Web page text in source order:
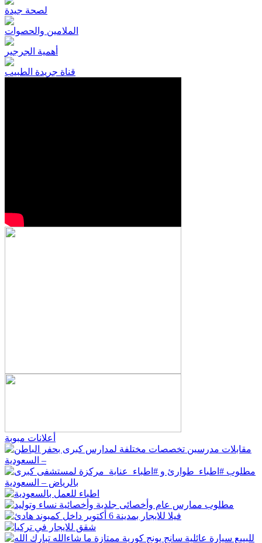
لصحة جيدة
الملامين والحصوات
أهمية الجرجير
قناة جريدة الطبيب
أعلانات مبوبة